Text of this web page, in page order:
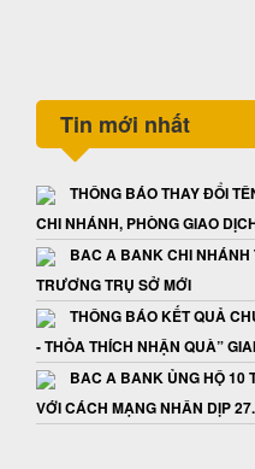
Tin mới nhất
THÔNG BÁO THAY ĐỔI
CHI NHÁNH, PHÒNG GIAO
BAC A BANK CHI NHÁNH
TRƯƠNG TRỤ SỞ MỚI
THÔNG BÁO KẾT QUẢ
- THỎA THÍCH NHẬN QUÀ”
BAC A BANK ỦNG HỘ 10
VỚI CÁCH MẠNG NHÂN DỊP